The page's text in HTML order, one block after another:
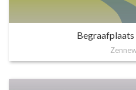
Begraafplaats